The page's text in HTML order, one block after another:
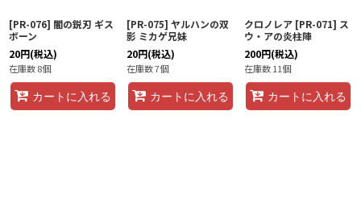
[PR-076] 闇の鋭刃 ギス
ボーン
20円(税込)
在庫数 8個
カートに入れる
[PR-075] ヤルハンの双
影 ミカゲ兄妹
20円(税込)
在庫数 7個
カートに入れる
クロノレア [PR-071] ス
ウ・アの炎柱陣
200円(税込)
在庫数 11個
カートに入れる